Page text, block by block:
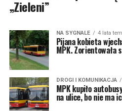
„Zieleni”
NA SYGNALE 4 lata
Pijana kobieta
MPK.
DROGI I KOMUNIKACJA
MPK kupiło
na ulice, bo nie ma